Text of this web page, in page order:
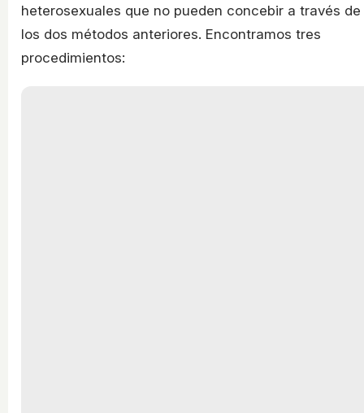
heterosexuales que no pueden concebir a través de
los dos métodos anteriores. Encontramos tres
procedimientos: